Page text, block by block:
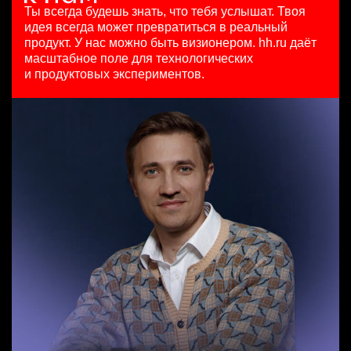
3 авг. 2026
з/п не указана
Москва
HeadHunter::Коммерческий департамент
97000 - 161000 ₽
Ярославль
Менеджер по привлечению клиентов (B2B)
HeadHunter::Телефонные продажи
29 июл. 2026
з/п не указана
Москва
Продуктовый маркетолог b2b, брендинговые продукты
HeadHunter::Департамент маркетинга
20 июл. 2026
з/п не указана
Москва
Ты всегда будешь знать, что тебя услышат. Твоя
идея всегда может превратиться в реальный
продукт. У нас можно быть визионером. hh.ru даёт
масштабное поле для технологических
и продуктовых экспериментов.